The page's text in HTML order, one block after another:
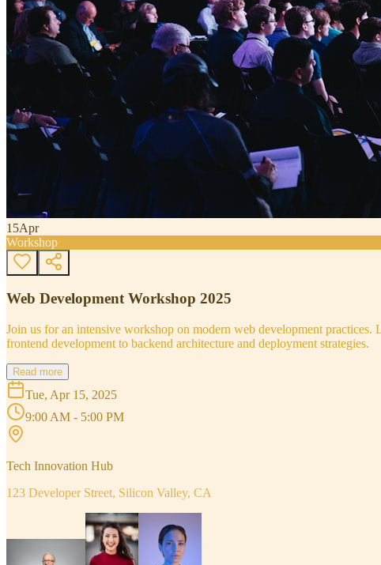
15Apr
Workshop
Web Development Workshop 2025
Join us for an intensive workshop on modern web development
frontend development to backend architecture and deployment strategies.
Read more
Tue, Apr 15, 2025
9:00 AM - 5:00 PM
Tech Innovation Hub
123 Developer Street, Silicon Valley, CA